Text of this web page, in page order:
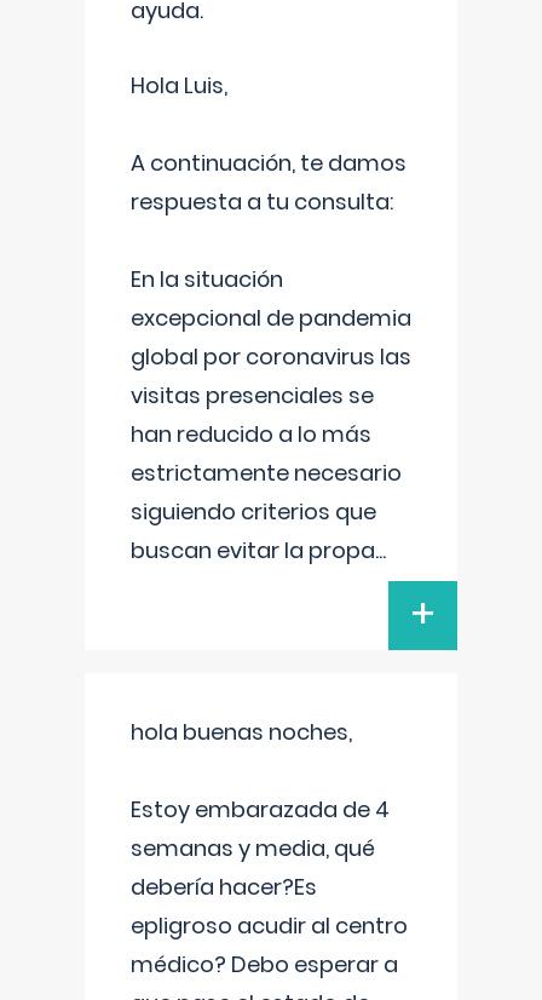
ayuda.
Hola Luis,
A continuación, te damos
respuesta a tu consulta:
En la situación
excepcional de pandemia
global por coronavirus las
visitas presenciales se
han reducido a lo más
estrictamente necesario
siguiendo criterios que
buscan evitar la propa...
+
hola buenas noches,
Estoy embarazada de 4
semanas y media, qué
debería hacer?Es
epligroso acudir al centro
médico? Debo esperar a